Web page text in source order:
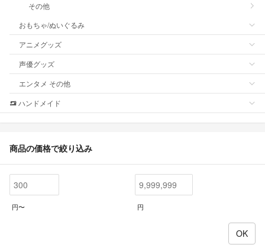
その他
おもちゃ/ぬいぐるみ
アニメグッズ
声優グッズ
エンタメ その他
ハンドメイド
商品の価格で絞り込み
円〜 円